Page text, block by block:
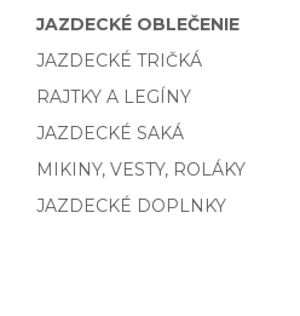
JAZDECKÉ OBLEČENIE
JAZDECKÉ TRIČKÁ
RAJTKY A LEGÍNY
JAZDECKÉ SAKÁ
MIKINY, VESTY, ROLÁKY
JAZDECKÉ DOPLNKY